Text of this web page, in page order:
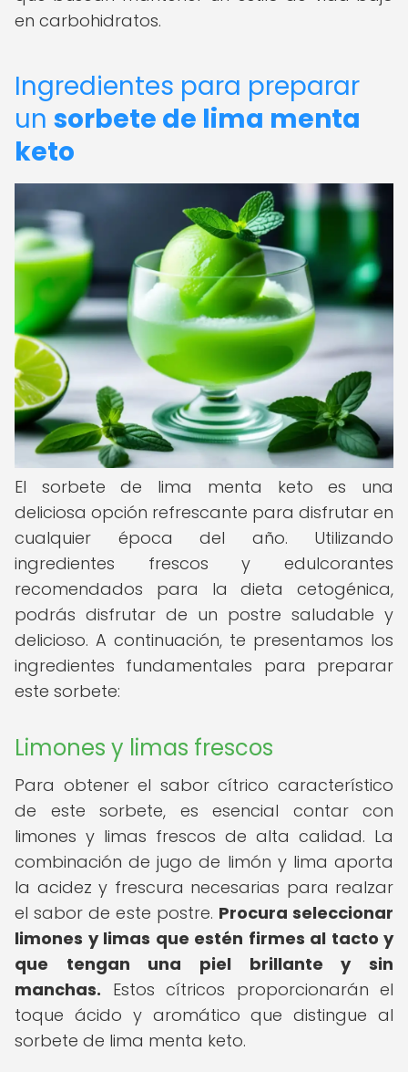
en carbohidratos.
Ingredientes para preparar
un sorbete de lima menta
keto
El sorbete de lima menta keto es una
deliciosa opción refrescante para disfrutar en
cualquier época del año. Utilizando
ingredientes frescos y edulcorantes
recomendados para la dieta cetogénica,
podrás disfrutar de un postre saludable y
delicioso. A continuación, te presentamos los
ingredientes fundamentales para preparar
este sorbete:
Limones y limas frescos
Para obtener el sabor cítrico característico
de este sorbete, es esencial contar con
limones y limas frescos de alta calidad. La
combinación de jugo de limón y lima aporta
la acidez y frescura necesarias para realzar
el sabor de este postre. Procura seleccionar
limones y limas que estén firmes al tacto y
que tengan una piel brillante y sin
manchas. Estos cítricos proporcionarán el
toque ácido y aromático que distingue al
sorbete de lima menta keto.